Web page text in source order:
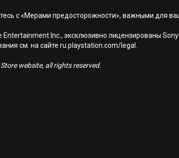
с «Мерами предосторожности», важными для
Inc., эксклюзивно лицензированы
см. на сайте ru.playstation.com/legal.
website, all rights reserved.